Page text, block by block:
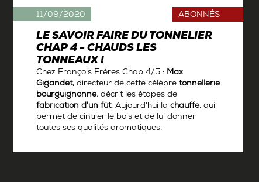
LE SAVOIR FAIRE DU TONNELIER
CHAP 4 - CHAUDS LES
TONNEAUX !
ABONNÉS
Chez François Frères Chap 4/5 : Max
Gigandet,directeur de cette célèbre tonnellerie
bourguignonne, décrit les étapes de
fabrication d'un fût. Aujourd'hui la chauffe, qui
permet de cintrer le bois et de lui donner
toutes ses qualités aromatiques.
11/09/2020